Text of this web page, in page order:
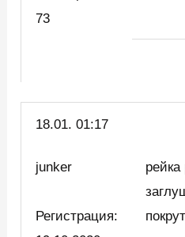
73
18.01. 01:17
junker
Регистрация:
рейка